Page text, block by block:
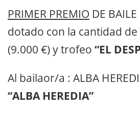
PRIMER PREMIO DE
dotado con la cantidad
(9.000 €) y trofeo “EL
Al bailaor/a : ALBA
“ALBA HEREDIA”